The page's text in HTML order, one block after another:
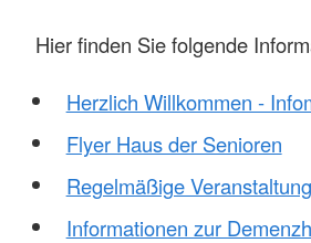
Hier finden Sie folgende
Herzlich Willkommen -
Flyer Haus der Senioren
Regelmäßige
Informationen zur